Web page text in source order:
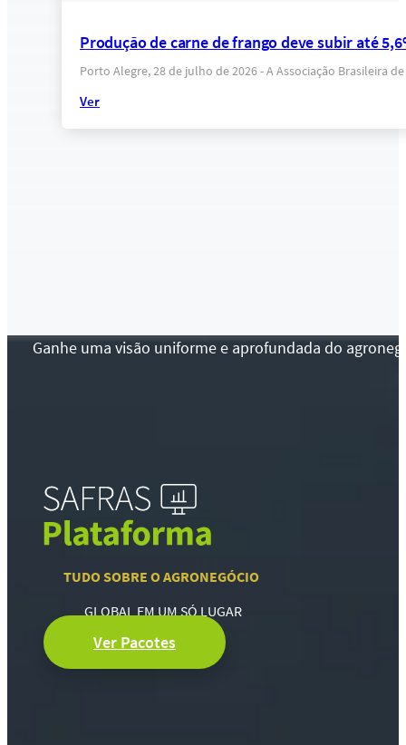
Produção de carne de frango deve subir até
Porto Alegre, 28 de julho de 2026 - A Associação Brasileira
Ver
Ganhe uma visão uniforme e aprofundada do
TUDO SOBRE O AGRONEGÓCIO
GLOBAL EM UM SÓ LUGAR
Ver Pacotes